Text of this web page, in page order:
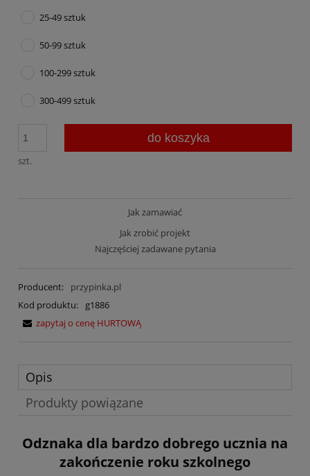
25-49 sztuk
50-99 sztuk
100-299 sztuk
300-499 sztuk
szt.
do koszyka
Jak zamawiać
Jak zrobić projekt
Najczęściej zadawane pytania
Producent:
przypinka.pl
Kod produktu:
g1886
zapytaj o cenę HURTOWĄ
Opis
Produkty powiązane
Odznaka dla bardzo dobrego ucznia na
zakończenie roku szkolnego